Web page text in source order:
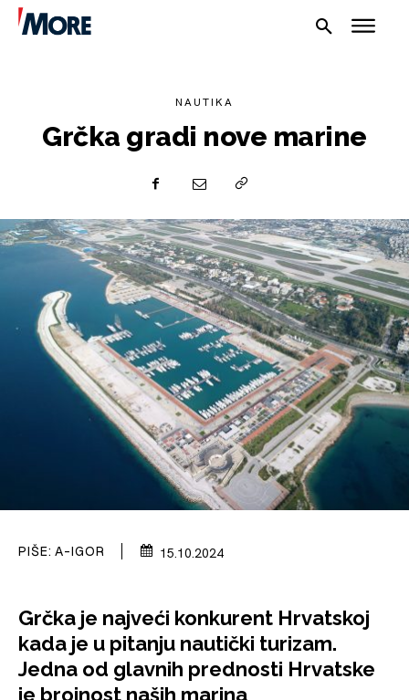
NAUTIKA
SPORT
PLOVILA
PLOVIDBA
VELIKE PRIČE
NAUTIKA
Grčka gradi nove marine
PIŠE: A-IGOR 15.10.2024
Grčka je najveći konkurent Hrvatskoj
kada je u pitanju nautički turizam.
Jedna od glavnih prednosti Hrvatske
je brojnost naših marina